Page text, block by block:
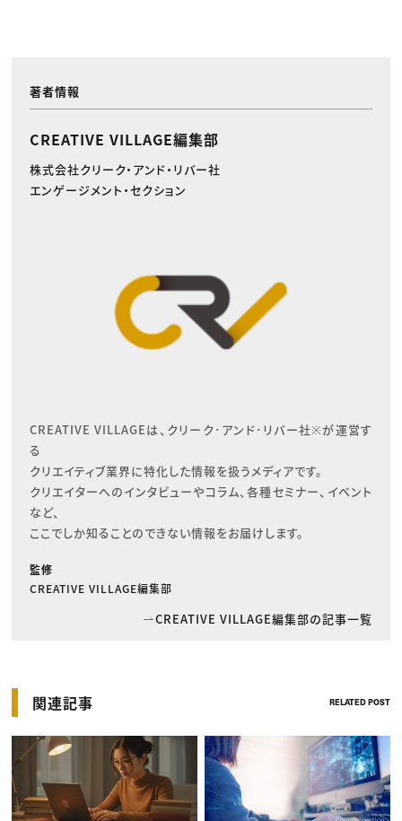
著者情報
CREATIVE VILLAGE編集部
株式会社クリーク・アンド・リバー社
エンゲージメント・セクション
CREATIVE VILLAGEは、クリーク･アンド･リバー社※が運営す
る
クリエイティブ業界に特化した情報を扱うメディアです。
クリエイターへのインタビューやコラム、各種セミナー、イベント
など、
ここでしか知ることのできない情報をお届けします。
監修
CREATIVE VILLAGE編集部
CREATIVE VILLAGE編集部の記事一覧
関連記事 RELATED POST